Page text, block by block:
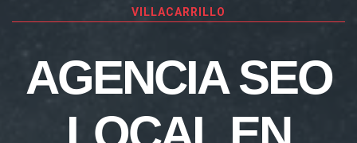
VILLACARRILLO
AGENCIA SEO